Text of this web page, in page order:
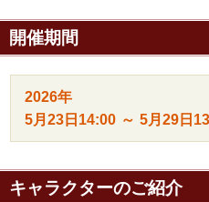
開催期間
2026年
5月23日 14:00 ～ 5月29日
キャラクターのご紹介